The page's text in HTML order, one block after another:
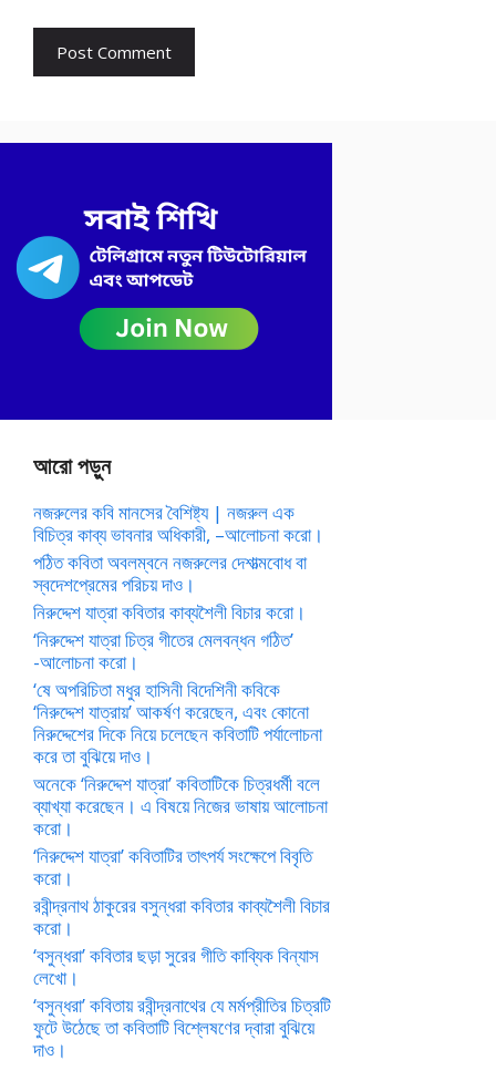
আরো পড়ুন
নজরুলের কবি মানসের বৈশিষ্ট্য | নজরুল এক
বিচিত্র কাব্য ভাবনার অধিকারী, –আলোচনা করো।
পঠিত কবিতা অবলম্বনে নজরুলের দেশাত্মবোধ বা
স্বদেশপ্রেমের পরিচয় দাও।
নিরুদ্দেশ যাত্রা কবিতার কাব্যশৈলী বিচার করো।
‘নিরুদ্দেশ যাত্রা চিত্র গীতের মেলবন্ধন গঠিত’
-আলোচনা করো।
‘ষে অপরিচিতা মধুর হাসিনী বিদেশিনী কবিকে
‘নিরুদ্দেশ যাত্রায়’ আকর্ষণ করেছেন, এবং কোনো
নিরুদ্দেশের দিকে নিয়ে চলেছেন কবিতাটি পর্যালোচনা
করে তা বুঝিয়ে দাও।
অনেকে ‘নিরুদ্দেশ যাত্রা’ কবিতাটিকে চিত্রধর্মী বলে
ব্যাখ্যা করেছেন। এ বিষয়ে নিজের ভাষায় আলোচনা
করো।
‘নিরুদ্দেশ যাত্রা’ কবিতাটির তাৎপর্য সংক্ষেপে বিবৃতি
করো।
রবীন্দ্রনাথ ঠাকুরের বসুন্ধরা কবিতার কাব্যশৈলী বিচার
করো।
‘বসুন্ধরা’ কবিতার ছড়া সুরের গীতি কাব্যিক বিন্যাস
লেখো।
‘বসুন্ধরা’ কবিতায় রবীন্দ্রনাথের যে মর্মপ্রীতির চিত্রটি
ফুটে উঠেছে তা কবিতাটি বিশ্লেষণের দ্বারা বুঝিয়ে
দাও।